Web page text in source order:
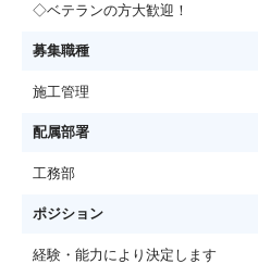
◇ベテランの方大歓迎！
募集職種
施工管理
配属部署
工務部
ポジション
経験・能力により決定します